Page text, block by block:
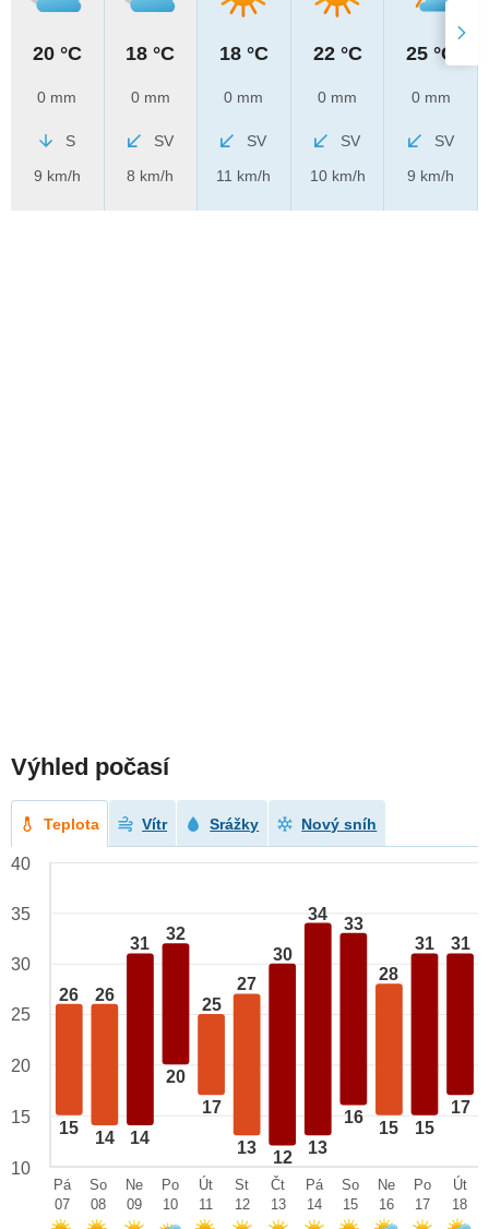
20 °C
0 mm
S
9 km/h
18 °C
0 mm
SV
8 km/h
18 °C
0 mm
SV
11 km/h
22 °C
0 mm
SV
10 km/h
25 °C
0 mm
SV
9 km/h
Výhled počasí
Teplota Vítr Srážky Nový sníh
26
15
26
14
31
14
32
20
25
17
27
13
30
12
34
13
33
16
28
15
31
15
31
17
40
35
30
25
20
15
10
Pá
07
So
08
Ne
09
Po
10
Út
11
St
12
Čt
13
Pá
14
So
15
Ne
16
Po
17
Út
18